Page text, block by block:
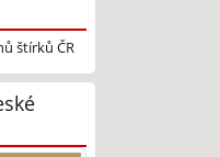
štírků ČR